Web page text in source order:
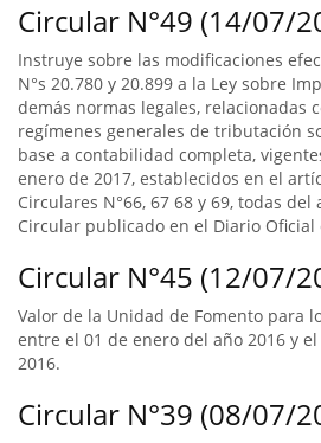
Circular N°49 (14/07/
Instruye sobre las modificaciones
N°s 20.780 y 20.899 a la Ley sobre
demás normas legales, relacionadas
regímenes generales de tributación
base a contabilidad completa,
enero de 2017, establecidos en el
Circulares N°66, 67 68 y 69, todas del
Circular publicado en el Diario Oficial
Circular N°45 (12/07/
Valor de la Unidad de Fomento para
entre el 01 de enero del año 2016 y
2016.
Circular N°39 (08/07/